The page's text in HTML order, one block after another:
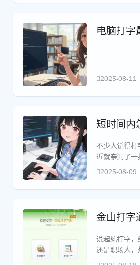
电脑打字
2025-08-11
短时间内
不少人觉得
近就亲测了一
2025-08-09
金山打字
说起练打字
还是职场人，